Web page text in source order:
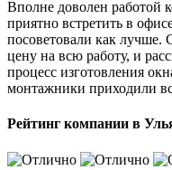
Вполне доволен
приятно встретить в
посоветовали как лучше.
цену на всю работу, и
процесс изготовления
монтажники приходили
Рейтинг компании в